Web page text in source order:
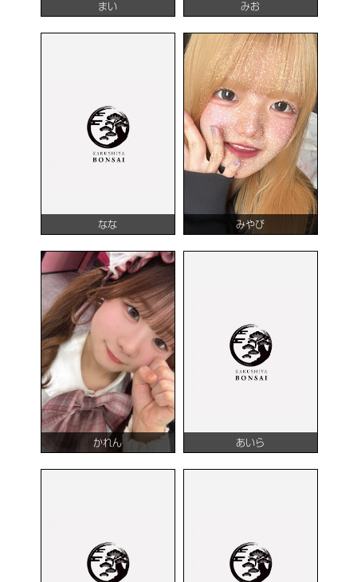
まい みお
なな みやび
かれん あいら